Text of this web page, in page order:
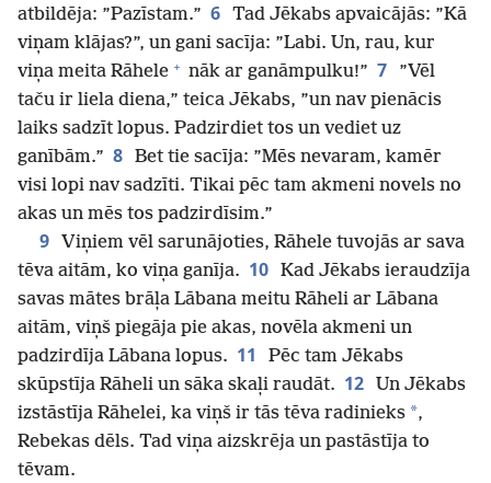
atbildēja: ”Pazīstam.” 6 Tad Jēkabs apvaicājās: ”Kā
viņam klājas?”, un gani sacīja: ”Labi. Un, rau, kur
viņa meita Rāhele + nāk ar ganāmpulku!” 7
”Vēl
taču ir liela diena,” teica Jēkabs, ”un nav pienācis
laiks sadzīt lopus. Padzirdiet tos un vediet uz
ganībām.” 8 Bet tie sacīja: ”Mēs nevaram, kamēr
visi lopi nav sadzīti. Tikai pēc tam akmeni novels no
akas un mēs tos padzirdīsim.”
9
Viņiem vēl sarunājoties, Rāhele tuvojās ar sava
tēva aitām, ko viņa ganīja. 10 Kad Jēkabs ieraudzīja
savas mātes brāļa Lābana meitu Rāheli ar Lābana
aitām, viņš piegāja pie akas, novēla akmeni un
padzirdīja Lābana lopus. 11
Pēc tam Jēkabs
skūpstīja Rāheli un sāka skaļi raudāt. 12
Un Jēkabs
izstāstīja Rāhelei, ka viņš ir tās tēva radinieks *,
Rebekas dēls. Tad viņa aizskrēja un pastāstīja to
tēvam.